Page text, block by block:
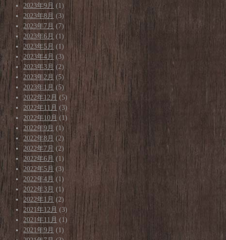
2023年9月 (1)
2023年8月 (3)
2023年7月 (7)
2023年6月 (1)
2023年5月 (1)
2023年4月 (3)
2023年3月 (2)
2023年2月 (5)
2023年1月 (5)
2022年12月 (5)
2022年11月 (3)
2022年10月 (1)
2022年9月 (1)
2022年8月 (2)
2022年7月 (2)
2022年6月 (1)
2022年5月 (3)
2022年4月 (1)
2022年3月 (1)
2022年1月 (2)
2021年12月 (3)
2021年11月 (1)
2021年9月 (1)